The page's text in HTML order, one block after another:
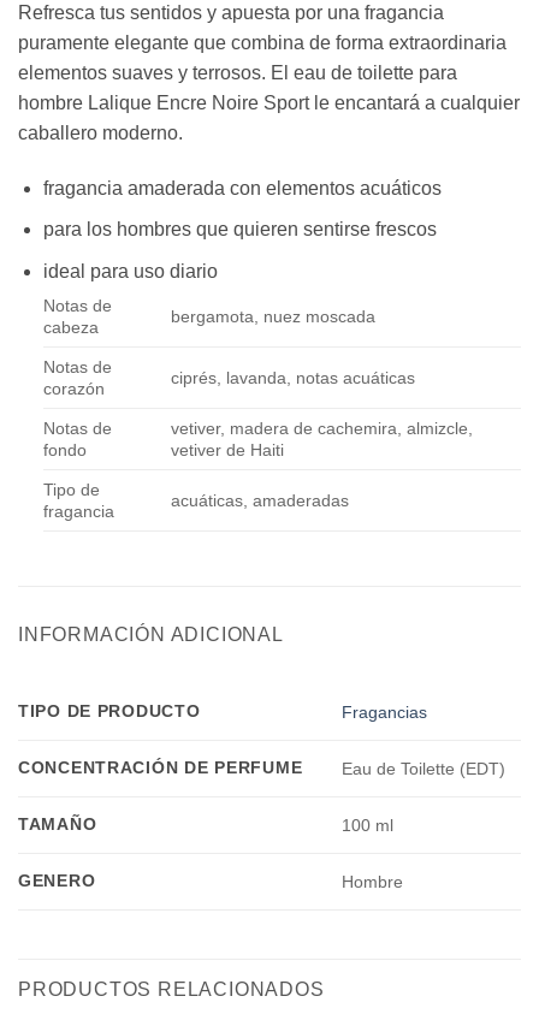
Refresca tus sentidos y apuesta por una fragancia
puramente elegante que combina de forma extraordinaria
elementos suaves y terrosos. El eau de toilette para
hombre Lalique Encre Noire Sport le encantará a cualquier
caballero moderno.
fragancia amaderada con elementos acuáticos
para los hombres que quieren sentirse frescos
ideal para uso diario
Notas de
cabeza
bergamota, nuez moscada
Notas de
corazón
ciprés, lavanda, notas acuáticas
Notas de
fondo
vetiver, madera de cachemira, almizcle,
vetiver de Haiti
Tipo de
fragancia
acuáticas, amaderadas
INFORMACIÓN ADICIONAL
TIPO DE PRODUCTO Fragancias
CONCENTRACIÓN DE PERFUME Eau de Toilette (EDT)
TAMAÑO 100 ml
GENERO Hombre
PRODUCTOS RELACIONADOS